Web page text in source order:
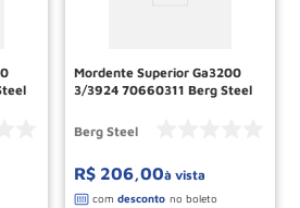
Mordente Superior Ga3200
3/3924 70660311 Berg Steel
Berg Steel
R$ 206,00à vista